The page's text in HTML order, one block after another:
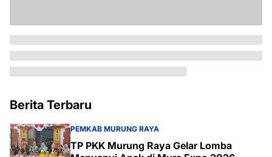
Berita Terbaru
PEMKAB MURUNG RAYA
TP PKK Murung Raya Gelar Lomba